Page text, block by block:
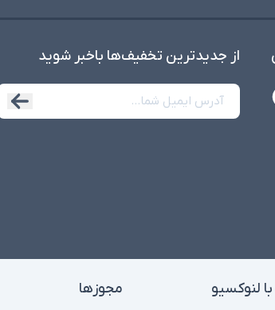
از جدید‌ترین تخفیف‌ها با‌خبر شوید
لنوکسیو مجوزها